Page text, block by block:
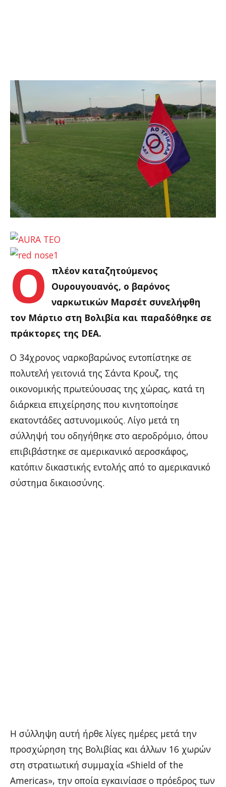
Ο
πλέον καταζητούμενος
Ουρουγουανός, ο βαρόνος
ναρκωτικών Μαρσέτ συνελήφθη
τον Μάρτιο στη Βολιβία και παραδόθηκε σε
πράκτορες της DEA.
Ο 34χρονος ναρκοβαρώνος εντοπίστηκε σε
πολυτελή γειτονιά της Σάντα Κρουζ, της
οικονομικής πρωτεύουσας της χώρας, κατά τη
διάρκεια επιχείρησης που κινητοποίησε
εκατοντάδες αστυνομικούς. Λίγο μετά τη
σύλληψή του οδηγήθηκε στο αεροδρόμιο, όπου
επιβιβάστηκε σε αμερικανικό αεροσκάφος,
κατόπιν δικαστικής εντολής από το αμερικανικό
σύστημα δικαιοσύνης.
Η σύλληψη αυτή ήρθε λίγες ημέρες μετά την
προσχώρηση της Βολιβίας και άλλων 16 χωρών
στη στρατιωτική συμμαχία «Shield of the
Americas», την οποία εγκαινίασε ο πρόεδρος των